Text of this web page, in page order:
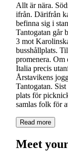
Allt är nära.
ifrån. Därifrån
befinna sig i
Tantogatan går
3 mot
busshållplats.
promenera. Om
Italia precis
Årstavikens
Tantogatan.
plats för
samlas folk för
Read more
Meet